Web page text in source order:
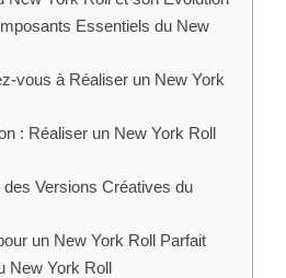
Essentiels du New
vous à Réaliser un New York
: Réaliser un New York Roll
Versions Créatives du
un New York Roll Parfait
New York Roll